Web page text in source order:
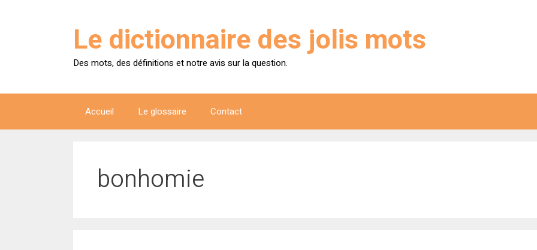
Le dictionnaire des jolis mots
Des mots, des définitions et notre avis sur la question.
Accueil Le glossaire Contact
bonhomie